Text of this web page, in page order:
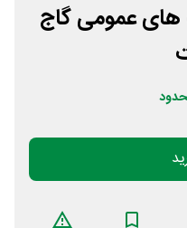
های عمومی گاج